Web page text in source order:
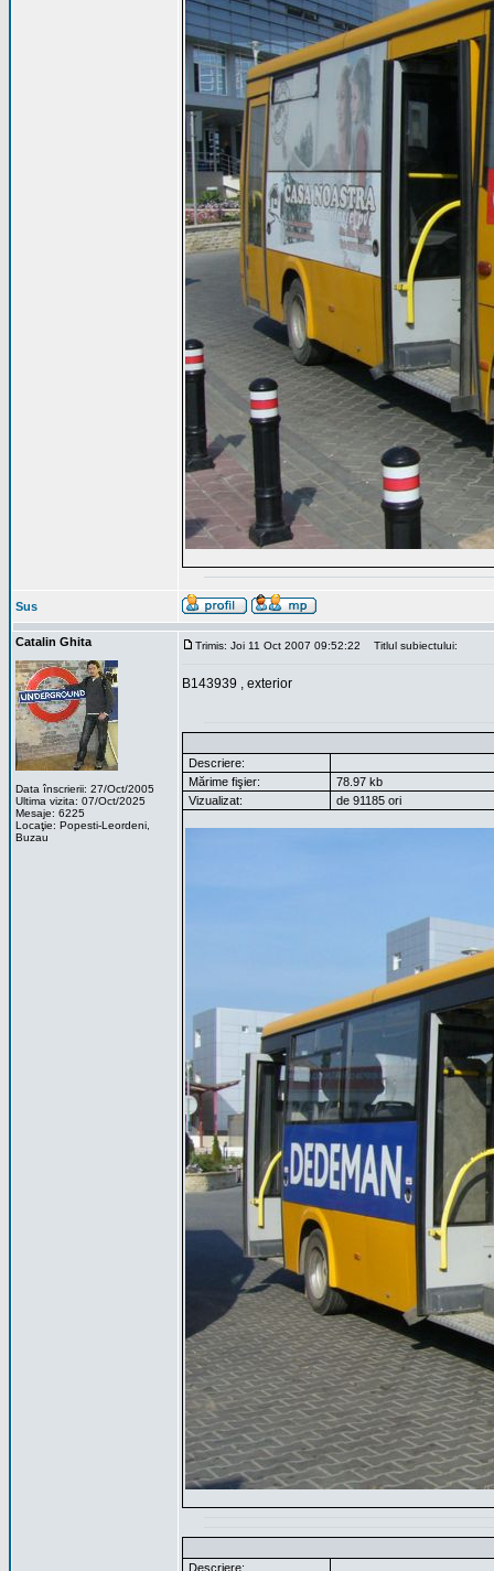
Sus
Catalin Ghita
Data înscrierii: 27/Oct/2005
Ultima vizita: 07/Oct/2025
Mesaje: 6225
Locaţie: Popesti-Leordeni,
Buzau
Trimis: Joi 11 Oct 2007 09:52:22 Titlul subiectului:
B143939 , exterior
Descriere:
Mărime fişier:
78.97 kb
Vizualizat:
de 91185 ori
Descriere: